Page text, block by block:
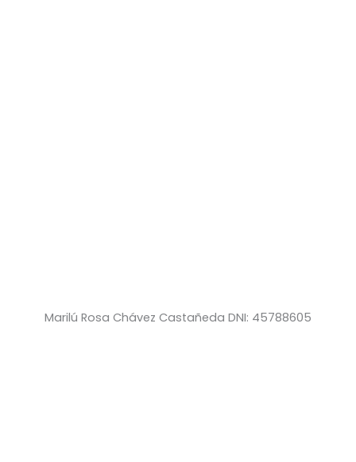
Marilú Rosa Chávez Castañeda DNI: 45788605